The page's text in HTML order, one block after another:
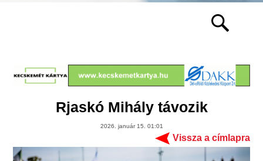
Rjaskó Mihály távozik
2026. január 15. 01:01
Vissza a címlapra